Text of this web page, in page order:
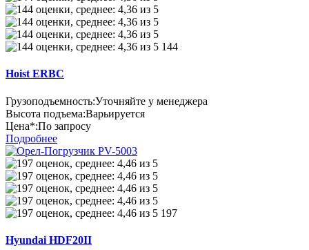
144
Hoist ERBC
Грузоподъемность:Уточняйте у менеджера
Высота подъема:Варьируется
Цена*:По запросу
Подробнее
197
Hyundai HDF20II